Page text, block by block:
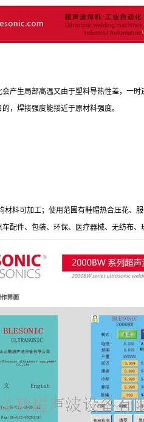
局部高温又由于塑料导热性差，一时
，焊接强度能接近于原材料强度。
可加工；使用范围有鞋帽热合压花、
配件、包装、环保、医疗器械、无纺布、